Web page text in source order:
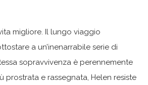
migliore. Il lungo viaggio
a un’inenarrabile serie di
sopravvivenza è perennemente
e rassegnata, Helen resiste